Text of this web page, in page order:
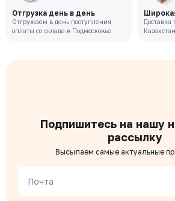
Отгрузка день в день
Отгружаем в день поступления
оплаты со склада в Подмосковье
Доставка
Подпишитесь на нашу
рассылку
Высылаем самые актуальные
Почта